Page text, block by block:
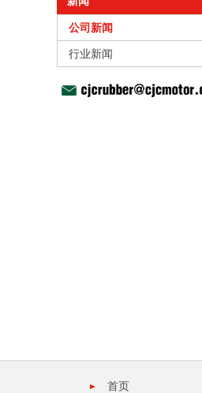
公司新闻
行业新闻
首页